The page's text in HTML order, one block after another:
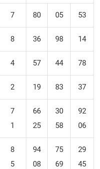
7 80 05 53
8 36 98 14
4 57 44 78
2 19 83 37
7
1
66
25
30
58
92
06
8
5
94
08
75
69
29
45